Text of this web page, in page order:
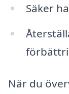
Säker
När du